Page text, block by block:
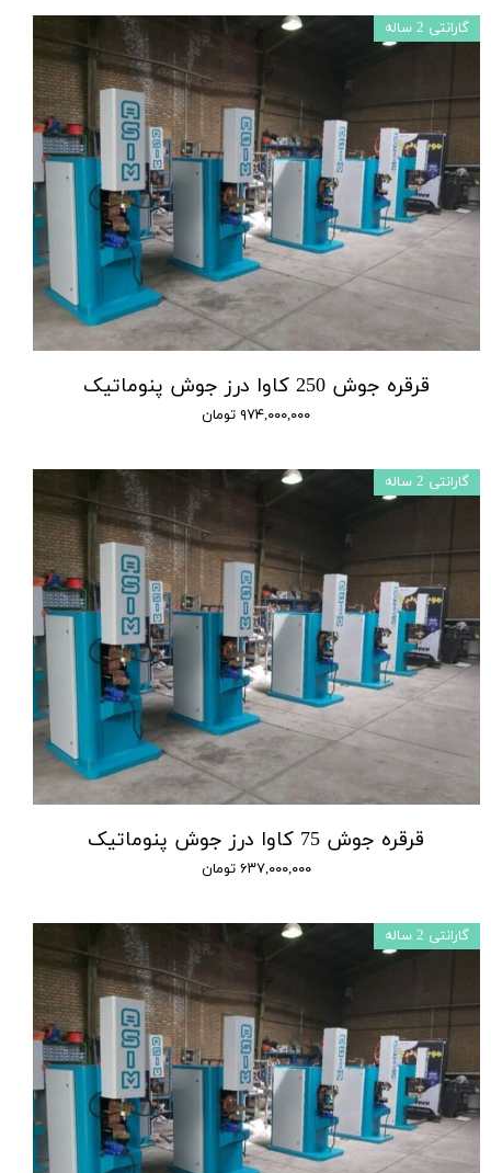
قرقره جوش 250 کاوا درز جوش پنوماتیک
۹۷۴,۰۰۰,۰۰۰ تومان
گارانتی 2 ساله
قرقره جوش 75 کاوا درز جوش پنوماتیک
۶۳۷,۰۰۰,۰۰۰ تومان
گارانتی 2 ساله
گارانتی 2 ساله